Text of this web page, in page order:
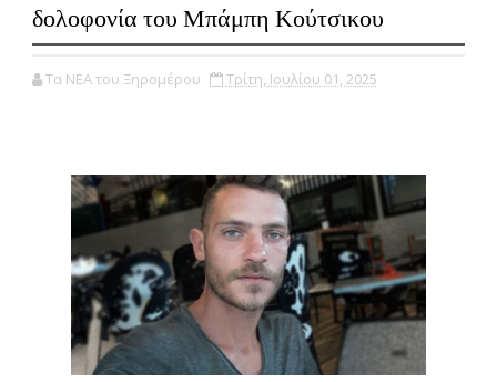
δολοφονία του Μπάμπη Κούτσικου
Τα ΝΕΑ του Ξηρομέρου Τρίτη, Ιουλίου 01, 2025